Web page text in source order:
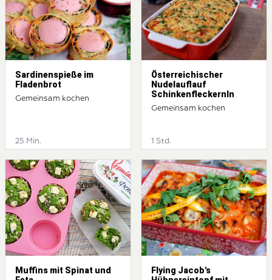
Sardinenspieße im
Fladenbrot
Gemeinsam kochen
25 Min.
Österreichischer
Nudelauflauf
Schinkenfleckernln
Gemeinsam kochen
1 Std.
Muffins mit Spinat und
Flying Jacob's